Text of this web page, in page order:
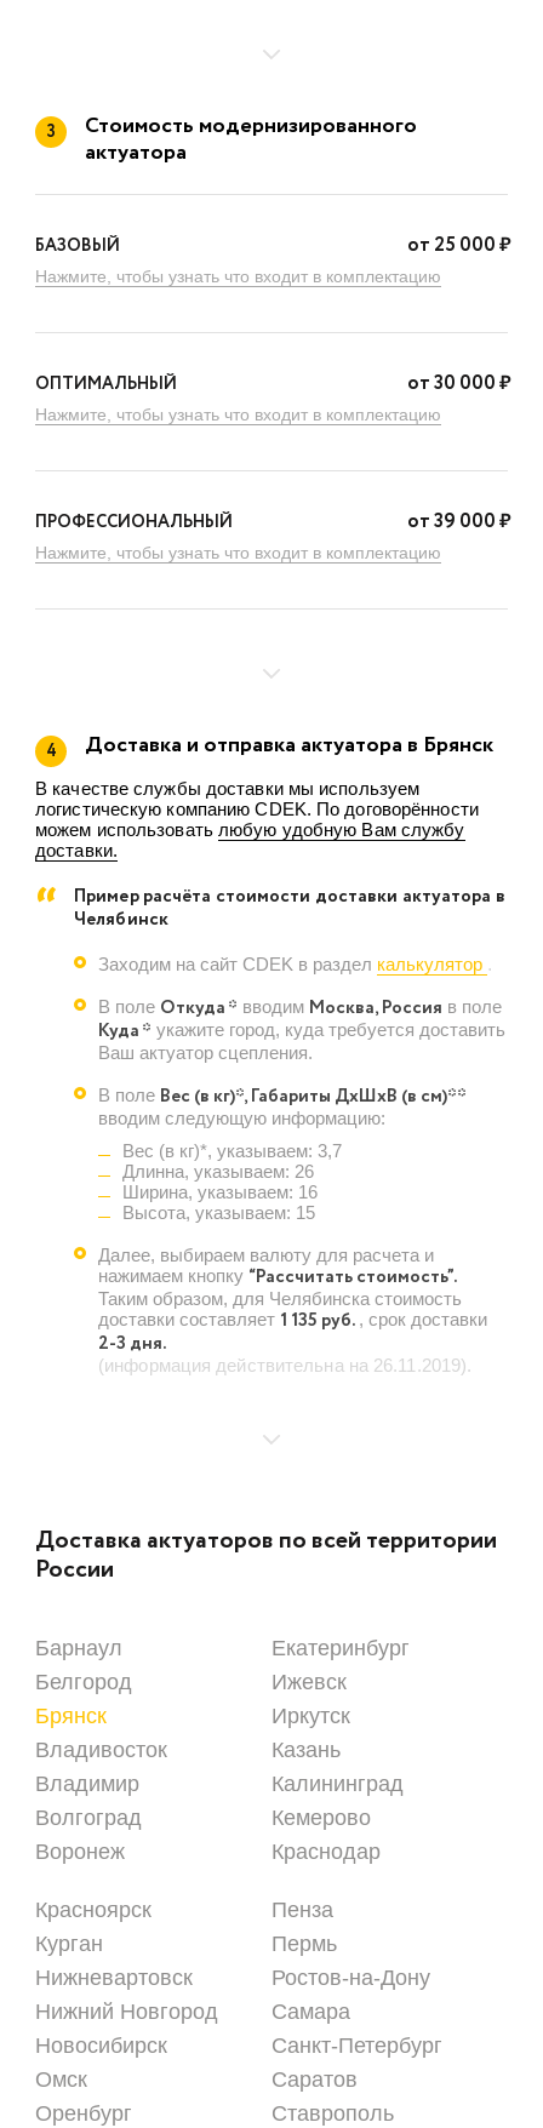
3
Стоимость модернизированного
актуатора
БАЗОВЫЙ от 25 000₽
Нажмите, чтобы узнать что входит в комплектацию
ОПТИМАЛЬНЫЙ от30 000₽
Нажмите, чтобы узнать что входит в комплектацию
ПРОФЕССИОНАЛЬНЫЙ от39 000₽
Нажмите, чтобы узнать что входит в комплектацию
4 Доставка и отправка актуатора в Брянск
В качестве службы доставки мы используем
логистическую компанию CDEK. По договорённости
можем использовать любую удобную Вам службу
доставки.
Пример расчёта стоимости доставки актуатора в
Челябинск
Заходим на сайт CDEK в раздел калькулятор .
В поле Откуда * вводим Москва, Россия в поле
Куда * укажите город, куда требуется доставить
Ваш актуатор сцепления.
В поле Вес (в кг)*, Габариты ДхШхВ (в см)**
вводим следующую информацию:
Вес (в кг)*, указываем: 3,7
Длинна, указываем: 26
Ширина, указываем: 16
Высота, указываем: 15
Далее, выбираем валюту для расчета и
нажимаем кнопку “Рассчитать стоимость”.
Таким образом, для Челябинска стоимость
доставки составляет 1 135 руб. , срок доставки
2-3 дня.
(информация действительна на 26.11.2019).
Доставка актуаторов по всей территории
России
Барнаул
Белгород
Брянск
Владивосток
Владимир
Волгоград
Воронеж
Екатеринбург
Ижевск
Иркутск
Казань
Калининград
Кемерово
Краснодар
Красноярск
Курган
Нижневартовск
Нижний Новгород
Новосибирск
Омск
Оренбург
Пенза
Пермь
Ростов-на-Дону
Самара
Санкт-Петербург
Саратов
Ставрополь